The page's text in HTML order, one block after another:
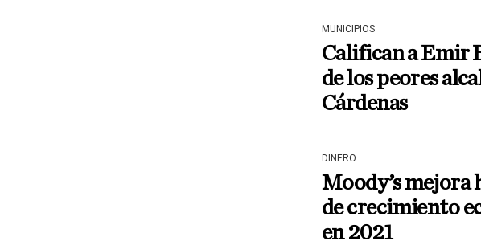
MUNICIPIOS
Califican a Emir
de los peores
Cárdenas
DINERO
Moody’s mejora
de crecimiento
en 2021